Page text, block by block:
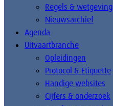
Regels & wetgeving
Nieuwsarchief
Agenda
Uitvaartbranche
Opleidingen
Protocol & Etiquette
Handige websites
Cijfers & onderzoek